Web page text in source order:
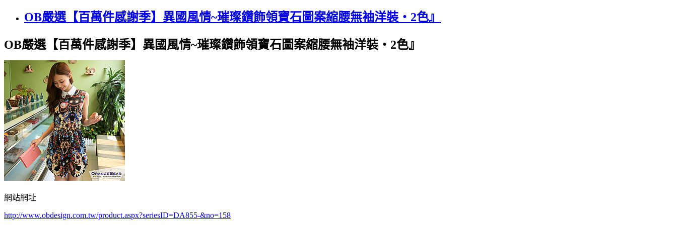
OB嚴選【百萬件感謝季】異國風情~璀璨鑽飾領寶石圖案縮腰無袖洋裝‧2色』
OB嚴選【百萬件感謝季】異國風情~璀璨鑽飾領寶石圖案縮腰無袖洋裝‧2色』
網站網址
http://www.obdesign.com.tw/product.aspx?seriesID=DA855-&no=158